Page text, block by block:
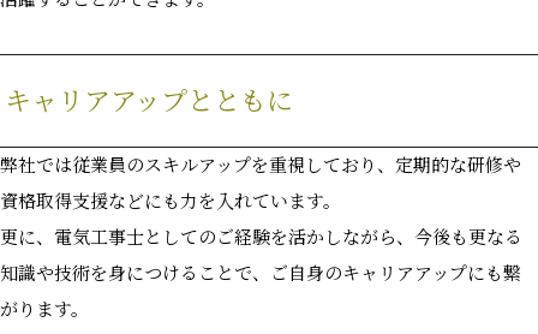
キャリアアップとともに
弊社では従業員のスキルアップを重視しており、定期的な研修や
資格取得支援などにも力を入れています。
更に、電気工事士としてのご経験を活かしながら、今後も更なる
知識や技術を身につけることで、ご自身のキャリアアップにも繋
がります。